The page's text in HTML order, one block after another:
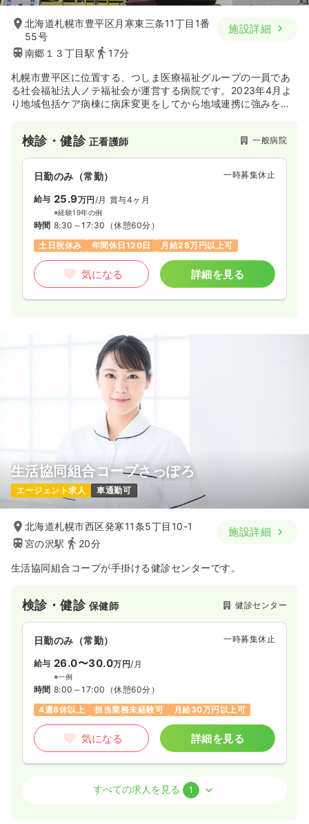
北海道札幌市豊平区月寒東三条11丁目1番
55号
南郷１３丁目駅
17分
施設詳細
札幌市豊平区に位置する、つしま医療福祉グループの一員であ
る社会福祉法人ノテ福祉会が運営する病院です。2023年4月よ
り地域包括ケア病棟に病床変更をしてから地域連携に強みを持
的としています。同グループには医療大学もあり教育や研究な
ども連携しながら医療の発展に貢献していることも特徴の一つ
です。
検診・健診 正看護師 一般病院
日勤のみ（常勤） 一時募集休止
給与 25.9万円 /月 賞与4ヶ月
※経験19年の例
時間 8:30～17:30 （休憩60分）
土日祝休み
年間休日120日 月給28万円以上可
気になる 詳細を見る
生活協同組合コープさっぽろ
エージェント求人 車通勤可
北海道札幌市西区発寒11条5丁目10-1
宮の沢駅
20分
施設詳細
生活協同組合コープが手掛ける健診センターです。
検診・健診 保健師 健診センター
日勤のみ（常勤） 一時募集休止
給与 26.0〜30.0万円/月
※一例
時間 8:00～17:00 （休憩60分）
4週8休以上
担当業務未経験可 月給30万円以上可
気になる 詳細を見る
正看護師
すべての求人を見る 1